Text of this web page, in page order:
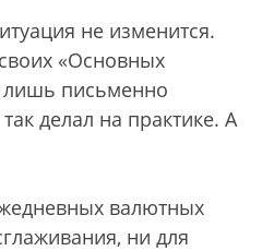
не изменится.
«Основных
лишь письменно
делал на практике. А
валютных
ни для